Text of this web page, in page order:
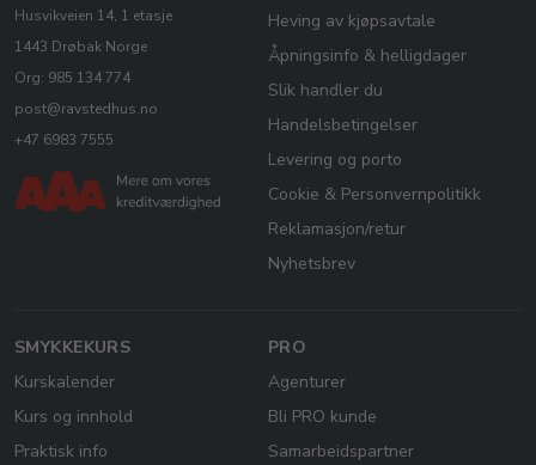
Husvikveien 14, 1 etasje
1443 Drøbak Norge
Org: 985 134 774
post@ravstedhus.no
+47 6983 7555
Heving av kjøpsavtale
Åpningsinfo & helligdager
Slik handler du
Handelsbetingelser
Levering og porto
Cookie & Personvernpolitikk
Reklamasjon/retur
Nyhetsbrev
SMYKKEKURS
Kurskalender
Kurs og innhold
Praktisk info
PRO
Agenturer
Bli PRO kunde
Samarbeidspartner